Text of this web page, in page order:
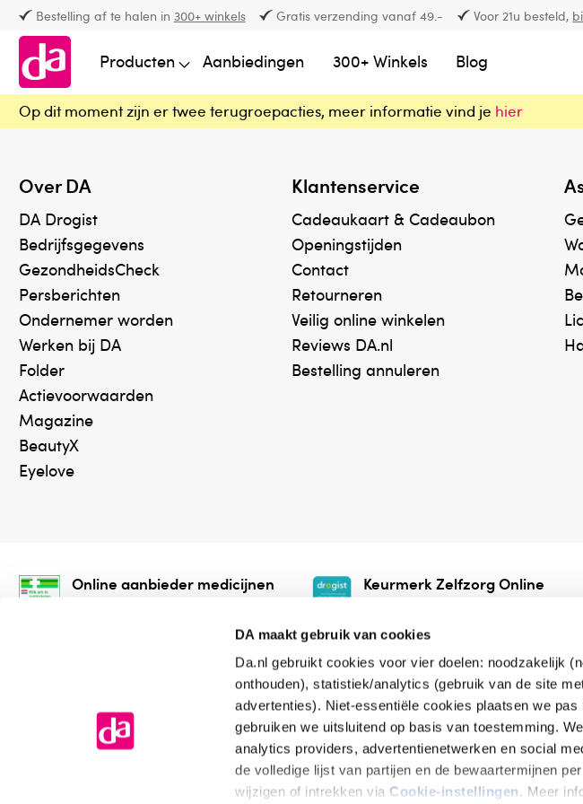
DA maakt gebruik van cookies
Da.nl gebruikt cookies voor vier doelen: noodzakelijk
onthouden), statistiek/analytics (gebruik van de site
advertenties). Niet-essentiële cookies plaatsen we
gebruiken we uitsluitend op basis van toestemming.
analytics providers, advertentienetwerken en social
de volledige lijst van partijen en de bewaartermijnen
wijzigen of intrekken via Cookie-instellingen. Meer
Bestelling af te halen in 300+ winkels Gratis verzending vanaf 49.- Voor 21u besteld,
Producten Aanbiedingen 300+ Winkels Blog
Op dit moment zijn er twee terugroepacties, meer informatie vind je hier
Over DA
DA Drogist
Bedrijfsgegevens
GezondheidsCheck
Persberichten
Ondernemer worden
Werken bij DA
Folder
Actievoorwaarden
Magazine
BeautyX
Eyelove
Klantenservice
Cadeaukaart & Cadeaubon
Openingstijden
Contact
Retourneren
Veilig online winkelen
Reviews DA.nl
Bestelling annuleren
Online aanbieder medicijnen
onze webshop mag verkopen.
Keurmerk Zelfzorg Online
online.
de
Algemene voorwaarden Cookieverklaring Disclaimer